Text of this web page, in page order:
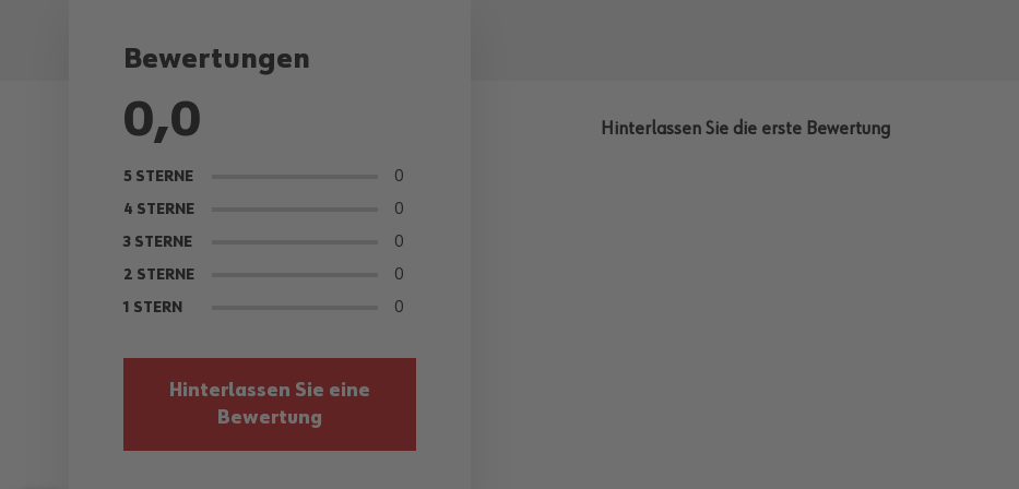
Bewertungen
0,0
5 STERNE 0
4 STERNE 0
3 STERNE 0
2 STERNE 0
1 STERN 0
Hinterlassen Sie eine
Bewertung
Hinterlassen Sie die erste Bewertung